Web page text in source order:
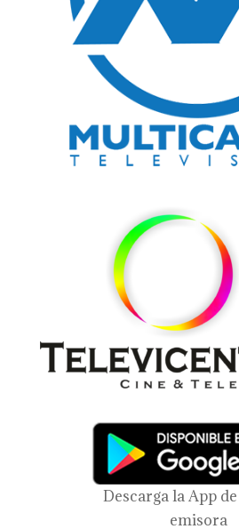
Descarga la App
emisora